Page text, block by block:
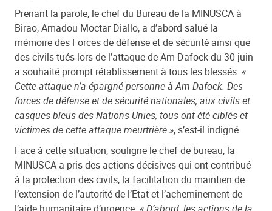
Prenant la parole, le chef du Bureau de la MINUSCA à
Birao, Amadou Moctar Diallo, a d’abord salué la
mémoire des Forces de défense et de sécurité ainsi que
des civils tués lors de l’attaque de Am-Dafock du 30 juin
a souhaité prompt rétablissement à tous les blessés. «
Cette attaque n’a épargné personne à Am-Dafock. Des
forces de défense et de sécurité nationales, aux civils et
casques bleus des Nations Unies, tous ont été ciblés et
victimes de cette attaque meurtrière », s’est-il indigné.
Face à cette situation, souligne le chef de bureau, la
MINUSCA a pris des actions décisives qui ont contribué
à la protection des civils, la facilitation du maintien de
l’extension de l’autorité de l’Etat et l’acheminement de